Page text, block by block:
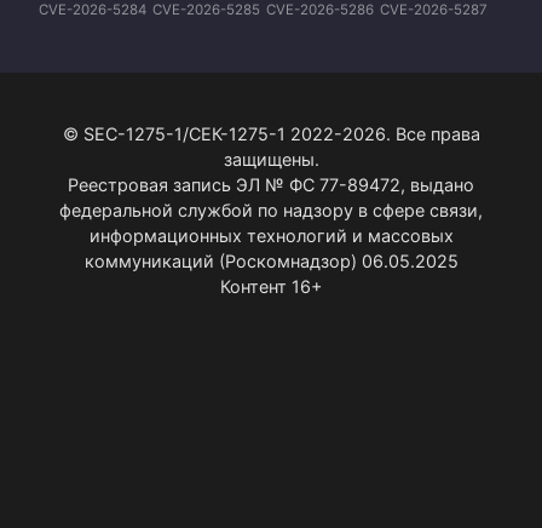
CVE-2026-5284 CVE-2026-5285 CVE-2026-5286 CVE-2026-5287
© SEC-1275-1/СЕК-1275-1 2022-2026. Все права
защищены.
Реестровая запись ЭЛ № ФС 77-89472, выдано
федеральной службой по надзору в сфере связи,
информационных технологий и массовых
коммуникаций (Роскомнадзор) 06.05.2025
Контент 16+